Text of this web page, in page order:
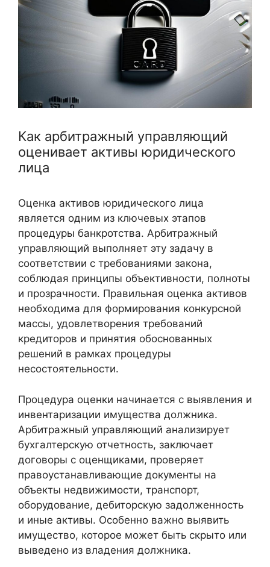
Как арбитражный управляющий
оценивает активы юридического
лица
Оценка активов юридического лица
является одним из ключевых этапов
процедуры банкротства. Арбитражный
управляющий выполняет эту задачу в
соответствии с требованиями закона,
соблюдая принципы объективности, полноты
и прозрачности. Правильная оценка активов
необходима для формирования конкурсной
массы, удовлетворения требований
кредиторов и принятия обоснованных
решений в рамках процедуры
несостоятельности.
Процедура оценки начинается с выявления и
инвентаризации имущества должника.
Арбитражный управляющий анализирует
бухгалтерскую отчетность, заключает
договоры с оценщиками, проверяет
правоустанавливающие документы на
объекты недвижимости, транспорт,
оборудование, дебиторскую задолженность
и иные активы. Особенно важно выявить
имущество, которое может быть скрыто или
выведено из владения должника.